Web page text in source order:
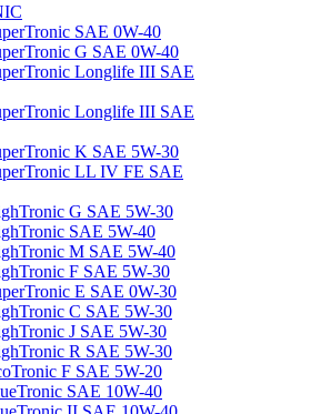
SAE 0W-40
G SAE 0W-40
Longlife III SAE
Longlife III SAE
K SAE 5W-30
LL IV FE SAE
G SAE 5W-30
SAE 5W-40
M SAE 5W-40
F SAE 5W-30
E SAE 0W-30
C SAE 5W-30
J SAE 5W-30
R SAE 5W-30
F SAE 5W-20
SAE 10W-40